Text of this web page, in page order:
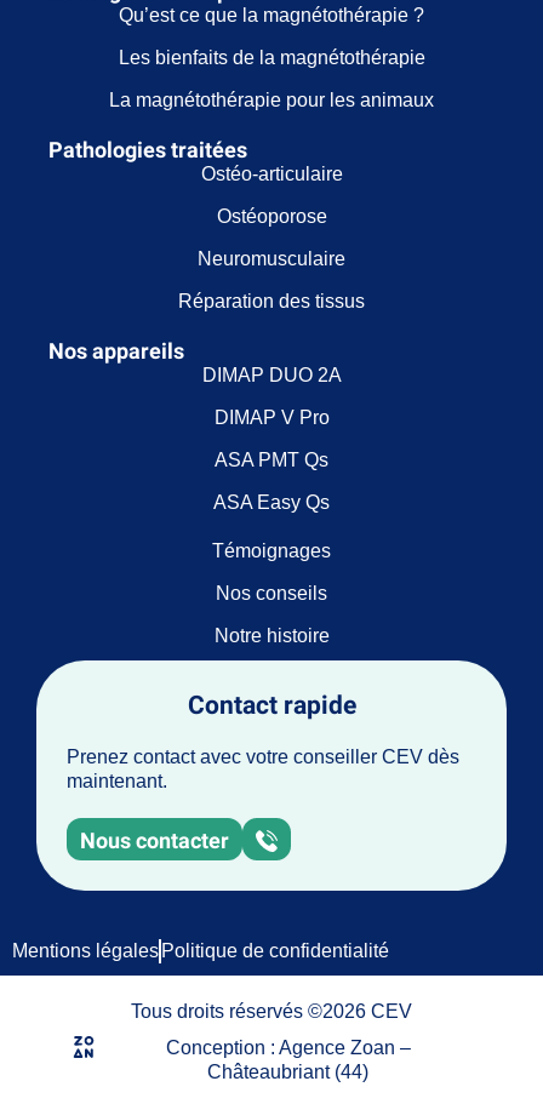
Qu’est ce que la magnétothérapie ?
Les bienfaits de la magnétothérapie
La magnétothérapie pour les animaux
Pathologies traitées
Ostéo-articulaire
Ostéoporose
Neuromusculaire
Réparation des tissus
Nos appareils
DIMAP DUO 2A
DIMAP V Pro
ASA PMT Qs
ASA Easy Qs
Témoignages
Nos conseils
Notre histoire
Contact rapide
Prenez contact avec votre conseiller CEV dès
maintenant.
Nous contacter
Tous droits réservés ©2026 CEV
Conception : Agence Zoan –
Châteaubriant (44)
Mentions légalesPolitique de confidentialité